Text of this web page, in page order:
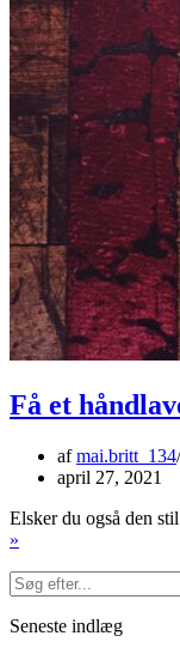
Få et
afmai.britt_134
april 27, 2021
Elsker du også den
»
håndlavet
plankebord
Søg
efter...
Seneste indlæg